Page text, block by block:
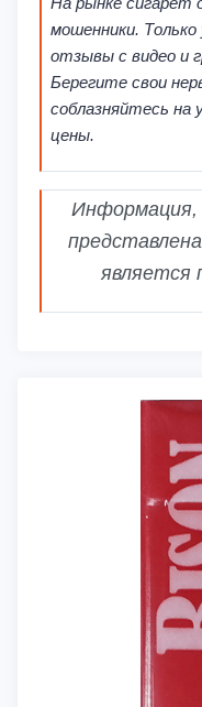
мошенники.
отзывы с видео и
Берегите свои
соблазняйтесь на
цены.
Информация,
является